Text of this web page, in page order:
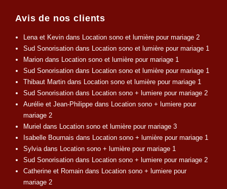
Avis de nos clients
Lena et Kevin dans Location sono et lumière pour mariage 2
Sud Sonorisation dans Location sono et lumière pour mariage 1
Marion dans Location sono et lumière pour mariage 1
Sud Sonorisation dans Location sono et lumière pour mariage 1
Thibaut Martin dans Location sono et lumière pour mariage 1
Sud Sonorisation dans Location sono + lumiere pour mariage 2
Aurélie et Jean-Philippe dans Location sono + lumiere pour
mariage 2
Muriel dans Location sono et lumière pour mariage 3
Isabelle Bournais dans Location sono + lumière pour mariage 1
Sylviadans Location sono + lumière pour mariage 1
Sud Sonorisation dans Location sono + lumiere pour mariage 2
Catherine et Romain dans Location sono + lumiere pour
mariage 2